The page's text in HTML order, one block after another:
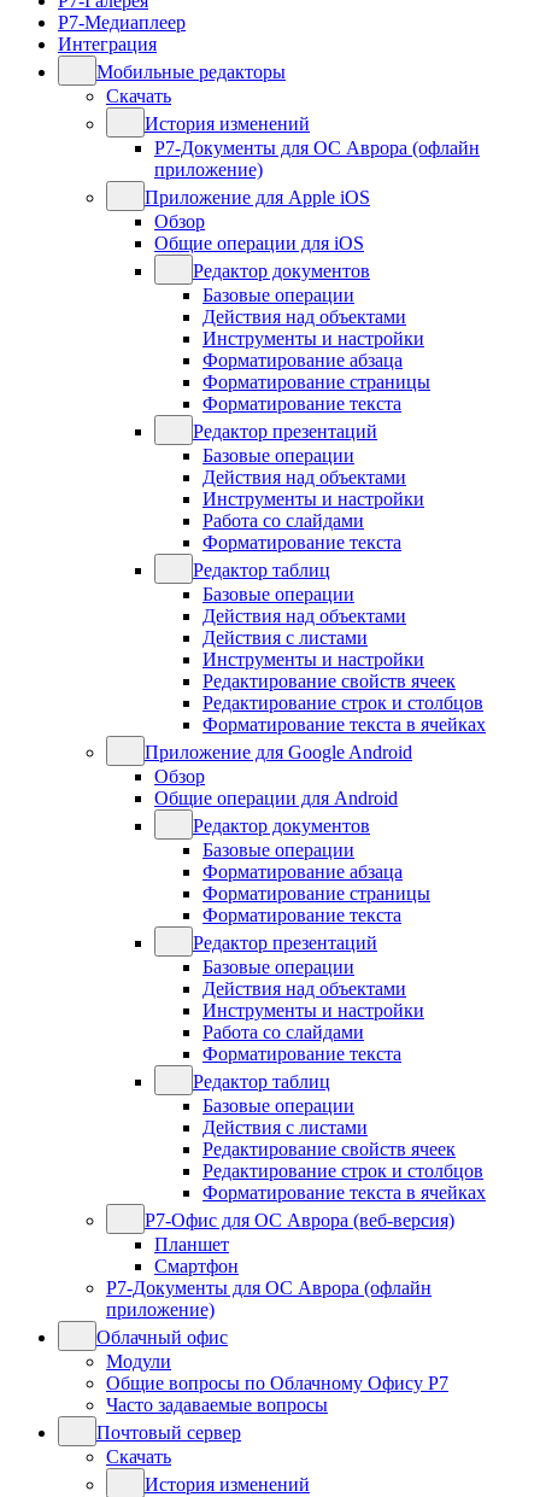
Р7-Медиаплеер
Интеграция
Мобильные редакторы
Скачать
История изменений
Р7-Документы для ОС Аврора (офлайн
приложение)
Приложение для Apple iOS
Обзор
Общие операции для iOS
Редактор документов
Базовые операции
Действия над объектами
Инструменты и настройки
Форматирование абзаца
Форматирование страницы
Форматирование текста
Редактор презентаций
Базовые операции
Действия над объектами
Инструменты и настройки
Работа со слайдами
Форматирование текста
Редактор таблиц
Базовые операции
Действия над объектами
Действия с листами
Инструменты и настройки
Редактирование свойств ячеек
Редактирование строк и столбцов
Форматирование текста в ячейках
Приложение для Google Android
Обзор
Общие операции для Android
Редактор документов
Базовые операции
Форматирование абзаца
Форматирование страницы
Форматирование текста
Редактор презентаций
Базовые операции
Действия над объектами
Инструменты и настройки
Работа со слайдами
Форматирование текста
Редактор таблиц
Базовые операции
Действия с листами
Редактирование свойств ячеек
Редактирование строк и столбцов
Форматирование текста в ячейках
Р7-Офис для ОС Аврора (веб-версия)
Планшет
Смартфон
Р7-Документы для ОС Аврора (офлайн
приложение)
Облачный офис
Модули
Общие вопросы по Облачному Офису Р7
Часто задаваемые вопросы
Почтовый сервер
Скачать
История изменений